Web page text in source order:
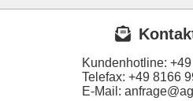
Kundenhotline:
Telefax: +49 8166
E-Mail: